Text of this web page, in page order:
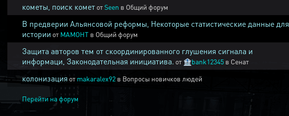
кометы, поиск комет отSeen в Общий форум
В предверии Альянсовой реформы, Некоторые статистические данные для
истории от MAMOHT в Общий форум
Защита авторов тем от скоординированного глушения сигнала и
информаци, Законодательная инициатива. от 🏦bank12345 в Сенат
колонизация от makaralex92 в Вопросы новичков людей
Перейти на форум